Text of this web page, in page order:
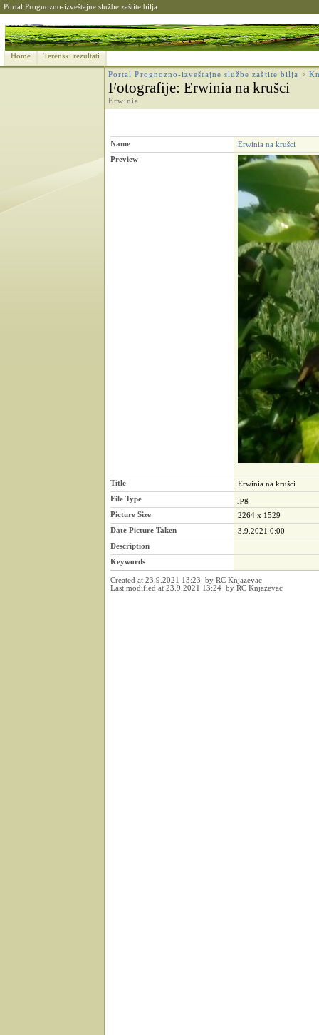
Portal Prognozno-izveštajne službe zaštite bilja
Home Terenski rezultati
Portal Prognozno-izveštajne službe zaštite bilja >
Fotografije: Erwinia na krušci
Erwinia
Name
Erwinia na krušci
Preview
Title
Erwinia na krušci
File Type
jpg
Picture Size
2264 x 1529
Date Picture Taken
3.9.2021 0:00
Description
Keywords
Created at 23.9.2021 13:23 by RC Knjazevac
Last modified at 23.9.2021 13:24 by RC Knjazevac